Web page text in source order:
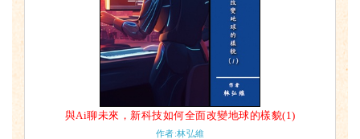
與Ai聊未來，新科技如何全面改變地球的樣貌(1)
作者:林弘維